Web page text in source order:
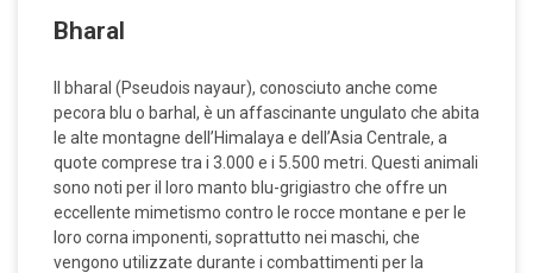
Bharal
Il bharal (Pseudois nayaur), conosciuto anche come
pecora blu o barhal, è un affascinante ungulato che abita
le alte montagne dell’Himalaya e dell’Asia Centrale, a
quote comprese tra i 3.000 e i 5.500 metri. Questi animali
sono noti per il loro manto blu-grigiastro che offre un
eccellente mimetismo contro le rocce montane e per le
loro corna imponenti, soprattutto nei maschi, che
vengono utilizzate durante i combattimenti per la